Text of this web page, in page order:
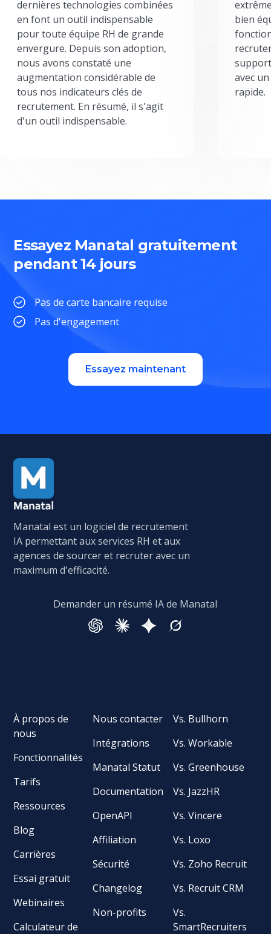
dernières technologies combinées
en font un outil indispensable
pour toute équipe RH de grande
envergure. Depuis son adoption,
nous avons constaté une
augmentation considérable de
tous nos indicateurs clés de
recrutement. En résumé, il s'agit
d'un outil indispensable.
bien
avec
rapide.
Essayez Manatal gratuitement
pendant 14 jours
Pas de carte bancaire requise
Pas d'engagement
Essayez maintenant
Manatal est un logiciel de recrutement
IA permettant aux services RH et aux
agences de sourcer et recruter avec un
maximum d'efficacité.
Demander un résumé IA de Manatal
À propos de
nous
Fonctionnalités
Tarifs
Ressources
Blog
Carrières
Essai gratuit
Webinaires
Calculateur de
Nous contacter
Intégrations
Manatal Statut
Documentation
OpenAPI
Affiliation
Sécurité
Changelog
Non-profits
Vs. Bullhorn
Vs. Workable
Vs. Greenhouse
Vs. JazzHR
Vs. Vincere
Vs. Loxo
Vs. Zoho Recruit
Vs. Recruit CRM
Vs.
SmartRecruiters